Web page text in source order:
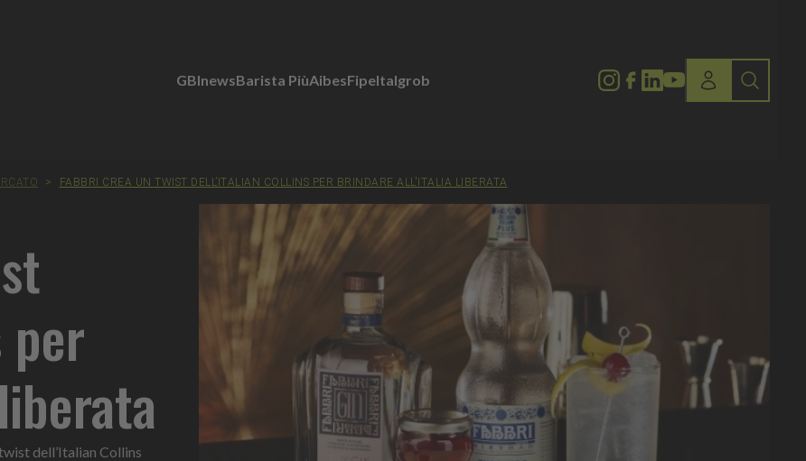
GBInewsBarista PiùAibesFipeItalgrob
> FABBRI CREA UN TWIST DELL’ITALIAN COLLINS PER BRINDARE ALL'ITALIA LIBERATA
per
dell’Italian Collins